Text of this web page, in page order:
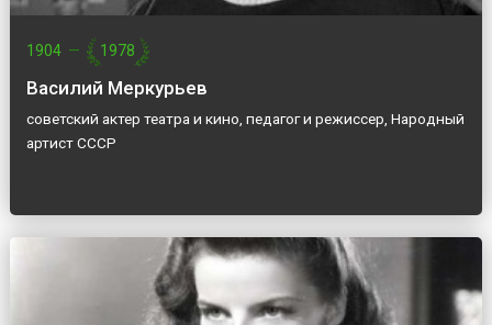
1904 — 1978
Василий Меркурьев
советский актер театра и кино, педагог и режиссер, Народный
артист СССР